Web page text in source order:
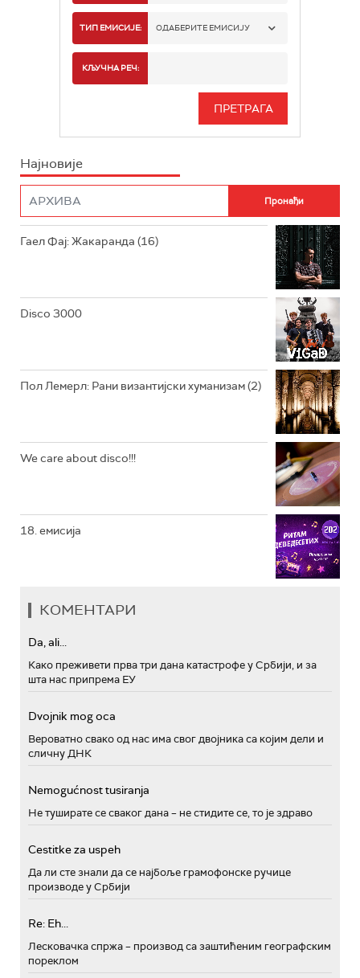
РАДИО БЕОГРАД 1
РАДИО БЕОГРАД 3
РАДИО РОКЕНРОЛЕР
РАДИО ЏЕЗЕР
ТИП ЕМИСИЈЕ: ОДАБЕРИТЕ ЕМИСИЈУ
ИНФО
КЉУЧНА РЕЧ:
Најновије
Гаел Фај: Жакаранда (16)
Disco 3000
Пол Лемерл: Рани византијски хуманизам (2)
We care about disco!!!
18. емисија
КОМЕНТАРИ
Da, ali...
Како преживети прва три дана катастрофе у Србији, и за
шта нас припрема ЕУ
Dvojnik mog oca
Вероватно свако од нас има свог двојника са којим дели и
сличну ДНК
Nemogućnost tusiranja
Не туширате се сваког дана – не стидите се, то је здраво
Cestitke za uspeh
Да ли сте знали да се најбоље грамофонске ручице
производе у Србији
Re: Eh...
Лесковачка спржа – производ са заштићеним географским
пореклом